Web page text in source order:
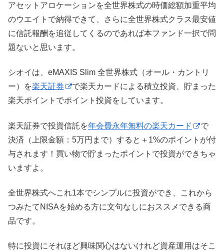
アセットアロケーションを全世界株式の時価総額加重平均
のウエイトで納得できて、さらに全世界株式クラス最安値
に信託報酬を追従してくるのであれば本ファンド一択で問
題ないと思います。
シオイは、eMAXIS Slim 全世界株式（オール・カントリ
ー）を楽天証券
で楽天カードによる積立投資、貯まった
楽天ポイントでポイント投資をしています。
楽天証券で投資信託を年会費永年無料の楽天カード
で
決済（上限金額：5万円まで）すると＋1%のポイントが付
与されます！買い物で貯まったポイントで投資ができちゃ
いますよ。
全世界株式へこれ1本でシンプルに投資ができ、これから
つみたてNISAを始める方に文句なしにおススメできる商
品です。
特に投資にそれほど興味関心はないけれど資産運用はそこ